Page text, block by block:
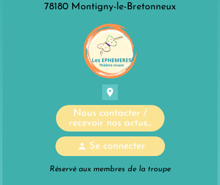
78180 Montigny-le-Bretonneux
location_on
Nous contacter /
recevoir nos actus...
person Se connecter
Réservé aux membres de la troupe